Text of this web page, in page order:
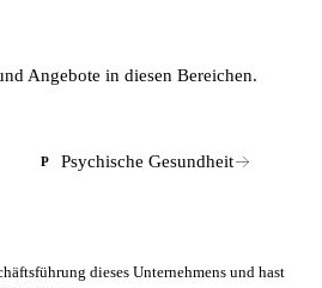
öffentlich zugänglich.
Sitz in Heidelberg und ist laut
Forschungslandschaft vernetzt. Das
Angebote in diesen Bereichen.
P Psychische Gesundheit
dieses Unternehmens und hast